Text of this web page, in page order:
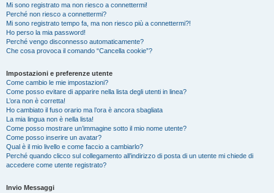
Mi sono registrato ma non riesco a connettermi!
Perché non riesco a connettermi?
Mi sono registrato tempo fa, ma non riesco più a connettermi?!
Ho perso la mia password!
Perché vengo disconnesso automaticamente?
Che cosa provoca il comando “Cancella cookie”?
Impostazioni e preferenze utente
Come cambio le mie impostazioni?
Come posso evitare di apparire nella lista degli utenti in linea?
L’ora non è corretta!
Ho cambiato il fuso orario ma l’ora è ancora sbagliata
La mia lingua non è nella lista!
Come posso mostrare un’immagine sotto il mio nome utente?
Come posso inserire un avatar?
Qual è il mio livello e come faccio a cambiarlo?
Perché quando clicco sul collegamento all’indirizzo di posta di un utente mi chiede di
accedere come utente registrato?
Invio Messaggi